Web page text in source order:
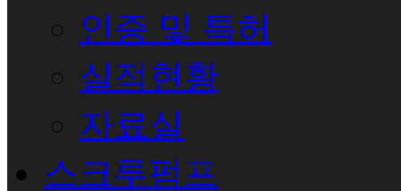
인증 및 특허
실적현황
자료실
스크루펌프